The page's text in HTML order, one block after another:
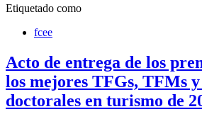
Etiquetado como
fcee
Acto de entrega de los
los mejores TFGs, TFMs y
doctorales en turismo de